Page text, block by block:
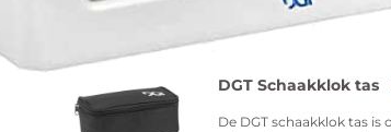
Vaak samen gekocht
DGT Schaakklok tas
De DGT schaakklok tas